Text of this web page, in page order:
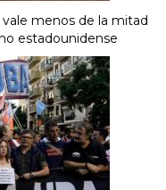
menos de la mitad
estadounidense